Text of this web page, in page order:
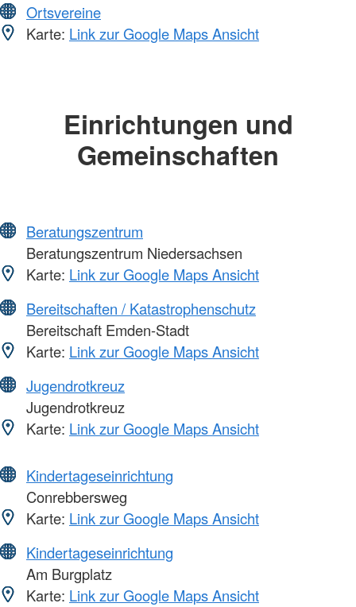
Ortsvereine
Karte: Link zur Google Maps Ansicht
Einrichtungen und
Gemeinschaften
Beratungszentrum
Beratungszentrum Niedersachsen
Karte: Link zur Google Maps Ansicht
Bereitschaften / Katastrophenschutz
Bereitschaft Emden-Stadt
Karte: Link zur Google Maps Ansicht
Jugendrotkreuz
Jugendrotkreuz
Karte: Link zur Google Maps Ansicht
Kindertageseinrichtung
Conrebbersweg
Karte: Link zur Google Maps Ansicht
Kindertageseinrichtung
Am Burgplatz
Karte: Link zur Google Maps Ansicht